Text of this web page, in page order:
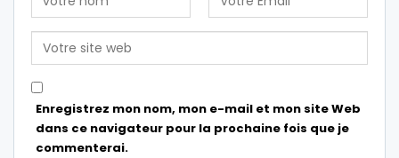
Enregistrez mon nom, mon e-mail et mon site Web
dans ce navigateur pour la prochaine fois que je
commenterai.